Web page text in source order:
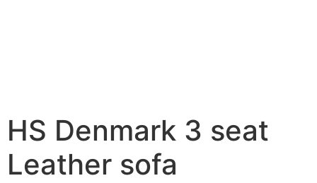
HS Denmark 3 seat
Leather sofa